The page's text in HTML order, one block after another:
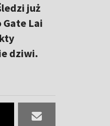
już
Gate Lai
dziwi.